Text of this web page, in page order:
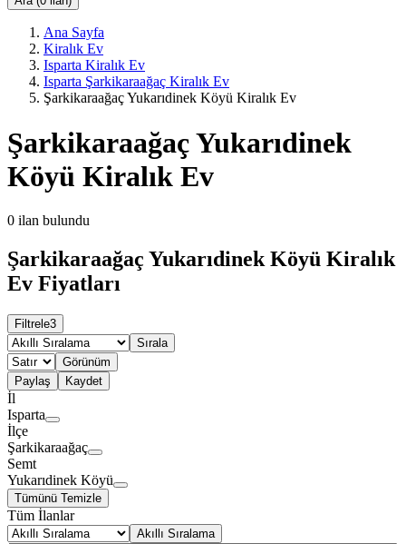
Ana Sayfa
Kiralık Ev
Isparta Kiralık Ev
Isparta Şarkikaraağaç Kiralık Ev
Şarkikaraağaç Yukarıdinek Köyü Kiralık Ev
Şarkikaraağaç Yukarıdinek
Köyü Kiralık Ev
0 ilan bulundu
Şarkikaraağaç Yukarıdinek Köyü Kiralık
Ev Fiyatları
Filtrele3
Sırala
Görünüm
Paylaş
Kaydet
İl
Isparta
İlçe
Şarkikaraağaç
Semt
Yukarıdinek Köyü
Tümünü Temizle
Tüm İlanlar
Akıllı Sıralama